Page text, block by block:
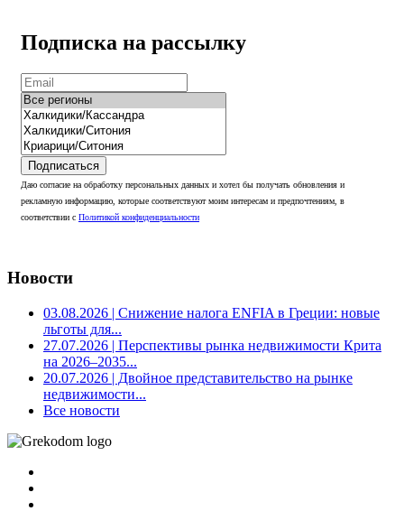
Подписка на рассылку
Подписаться
Даю согласие на обработку персональных данных и хотел бы получать обновления и
рекламную информацию, которые соответствуют моим интересам и предпочтениям, в
соответствии с Политикой конфиденциальности
Новости
03.08.2026 | Снижение налога ENFIA в Греции: новые
льготы для...
27.07.2026 | Перспективы рынка недвижимости Крита
на 2026–2035...
20.07.2026 | Двойное представительство на рынке
недвижимости...
Все новости